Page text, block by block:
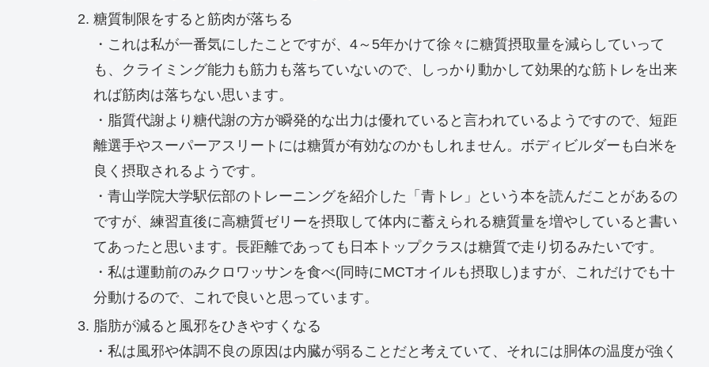
糖質制限をすると筋肉が落ちる
・これは私が一番気にしたことですが、4～5年かけて徐々に糖質摂取量を減らしていって
も、クライミング能力も筋力も落ちていないので、しっかり動かして効果的な筋トレを出来
れば筋肉は落ちない思います。
・脂質代謝より糖代謝の方が瞬発的な出力は優れていると言われているようですので、短距
離選手やスーパーアスリートには糖質が有効なのかもしれません。ボディビルダーも白米を
良く摂取されるようです。
・青山学院大学駅伝部のトレーニングを紹介した「青トレ」という本を読んだことがあるの
ですが、練習直後に高糖質ゼリーを摂取して体内に蓄えられる糖質量を増やしていると書い
てあったと思います。長距離であっても日本トップクラスは糖質で走り切るみたいです。
・私は運動前のみクロワッサンを食べ(同時にMCTオイルも摂取し)ますが、これだけでも十
分動けるので、これで良いと思っています。
脂肪が減ると風邪をひきやすくなる
・私は風邪や体調不良の原因は内臓が弱ることだと考えていて、それには胴体の温度が強く